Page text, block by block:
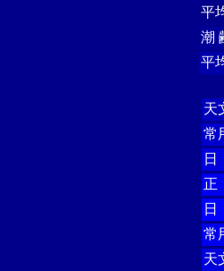
平
潮
平
天
常
常
天